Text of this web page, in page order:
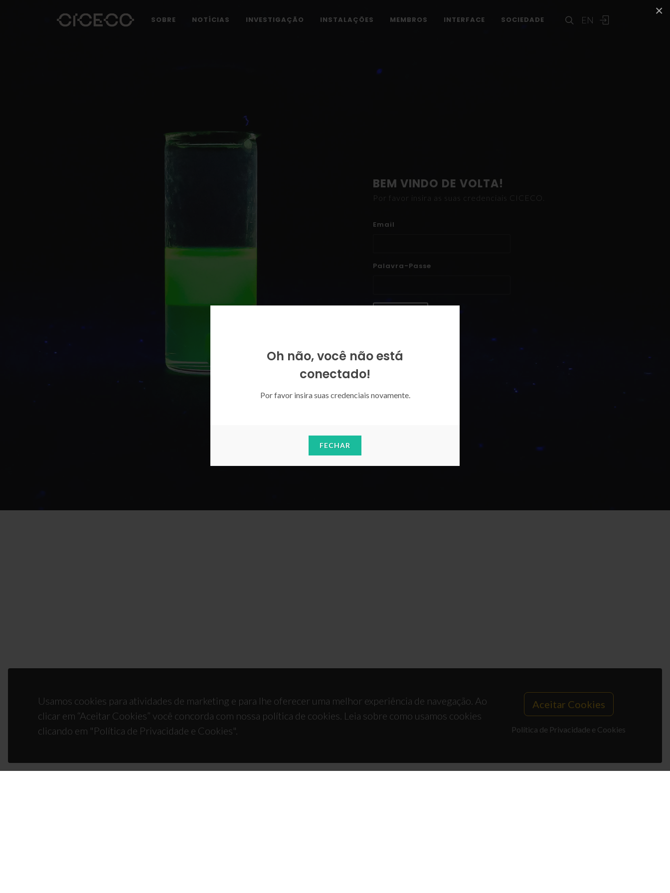
Oh não, você não está
conectado!
Por favor insira suas credenciais novamente.
FECHAR
×
EN
SOBRE NOTÍCIAS INVESTIGAÇÃO INSTALAÇÕES MEMBROS INTERFACE SOCIEDADE
BEM VINDO DE VOLTA!
Por favor insira as suas credenciais CICECO.
Email
Palavra-Passe
Usamos cookies para atividades de marketing e para lhe oferecer uma melhor experiência de navegação. Ao
clicar em “Aceitar Cookies” você concorda com nossa política de cookies. Leia sobre como usamos cookies
clicando em "Política de Privacidade e Cookies".
Aceitar Cookies
Política de Privacidade e Cookies